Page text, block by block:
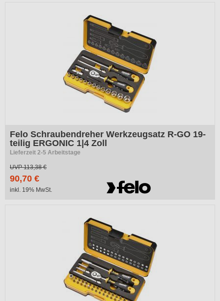
Felo Schraubendreher Werkzeugsatz R-GO 19-
teilig ERGONIC 1|4 Zoll
Lieferzeit 2-5 Arbeitstage
UVP113,38 €
90,70 €
inkl. 19% MwSt.